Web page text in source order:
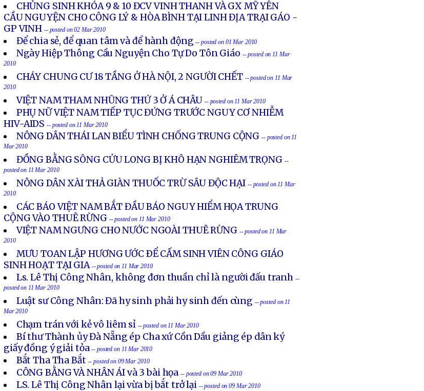
CHỦNG SINH KHÓA 9 & 10 ĐCV VINH THANH VÀ GX MỸ YÊN
CẦU NGUYỆN CHO CÔNG LÝ & HÒA BÌNH TẠI LINH ĐỊA TRẠI GÁO -
GP VINH -- posted on 02 Mar 2010
Để chia sẻ, để quan tâm và để hành động -- posted on 01 Mar 2010
Ngày Hiệp Thông Cầu Nguyện Cho Tự Do Tôn Giáo -- posted on 11 Mar
2010
CHÁY CHUNG CƯ 18 TẦNG Ở HÀ NỘI, 2 NGƯỜI CHẾT -- posted on 11 Mar
2010
VIỆT NAM THAM NHŨNG THỨ 3 Ở Á CHÂU -- posted on 11 Mar 2010
PHỤ NỮ VIỆT NAM TIẾP TỤC ĐỨNG TRƯỚC NGUY CƠ NHIỄM
HIV-AIDS -- posted on 11 Mar 2010
NÔNG DÂN THÁI LAN BIỂU TÌNH CHỐNG TRUNG CỘNG -- posted on 11
Mar 2010
ĐỒNG BẰNG SÔNG CỬU LONG BỊ KHÔ HẠN NGHIÊM TRỌNG --
posted on 11 Mar 2010
NÔNG DÂN XÀI THẢ GIÀN THUỐC TRỪ SÂU ĐỘC HẠI -- posted on 11 Mar
2010
CÁC BÁO VIỆT NAM BẮT ĐẦU BÁO NGUY HIỂM HỌA TRUNG
CỘNG VÀO THUÊ RỪNG -- posted on 11 Mar 2010
VIỆT NAM NGƯNG CHO NƯỚC NGOÀI THUÊ RỪNG -- posted on 11 Mar
2010
MƯU TOAN LẬP HƯƠNG ƯỚC ÐỂ CẤM SINH VIÊN CÔNG GIÁO
SINH HOẠT TẠI GIA -- posted on 11 Mar 2010
Ls. Lê Thị Công Nhân, không đơn thuần chỉ là người đấu tranh --
posted on 11 Mar 2010
Luật sư Công Nhân: Đã hy sinh phải hy sinh đến cùng -- posted on 11
Mar 2010
Chạm trán với kẻ vô liêm sỉ -- posted on 11 Mar 2010
Bí thư Thành ủy Đà Nẵng ép Cha xứ Cồn Dầu giảng ép dân ký
giấy đồng ý giải tỏa-- posted on 11 Mar 2010
Bắt Tha Tha Bắt -- posted on 09 Mar 2010
CÔNG BẰNG VÀ NHÂN ÁI và 3 bài họa -- posted on 09 Mar 2010
LS. Lê Thị Công Nhân lại vừa bị bắt trở lại -- posted on 09 Mar 2010